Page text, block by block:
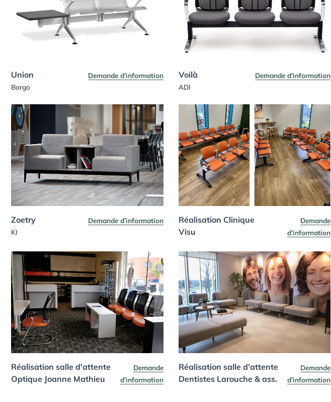
Union
Borgo
Demande d’information Voilà
ADI
Demande d’information
Zoetry
KI
Demande d’information
Réalisation Clinique
Visu
Demande
d’information
Réalisation salle d'attente
Optique Joanne Mathieu
Demande
d’information
Réalisation salle d'attente
Dentistes Larouche & ass.
Demande
d’information